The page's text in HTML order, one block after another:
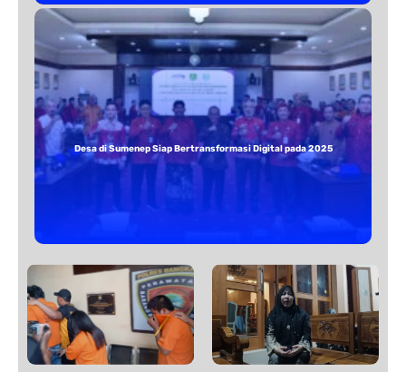
Desa di Sumenep Siap Bertransformasi Digital pada 2025